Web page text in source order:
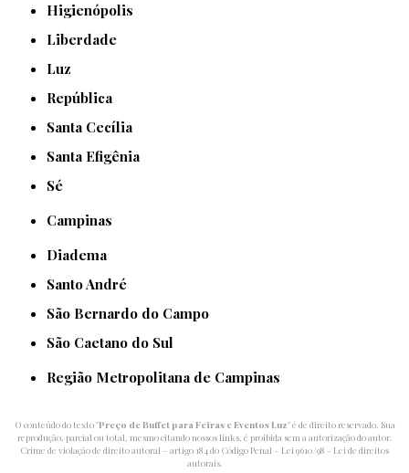
Higienópolis
Liberdade
Luz
República
Santa Cecília
Santa Efigênia
Sé
Campinas
Diadema
Santo André
São Bernardo do Campo
São Caetano do Sul
Região Metropolitana de Campinas
O conteúdo do texto "Preço de Buffet para Feiras e Eventos Luz" é de direito reservado. Sua
reprodução, parcial ou total, mesmo citando nossos links, é proibida sem a autorização do autor.
Crime de violação de direito autoral – artigo 184 do Código Penal – Lei 9610/98 - Lei de direitos
autorais.